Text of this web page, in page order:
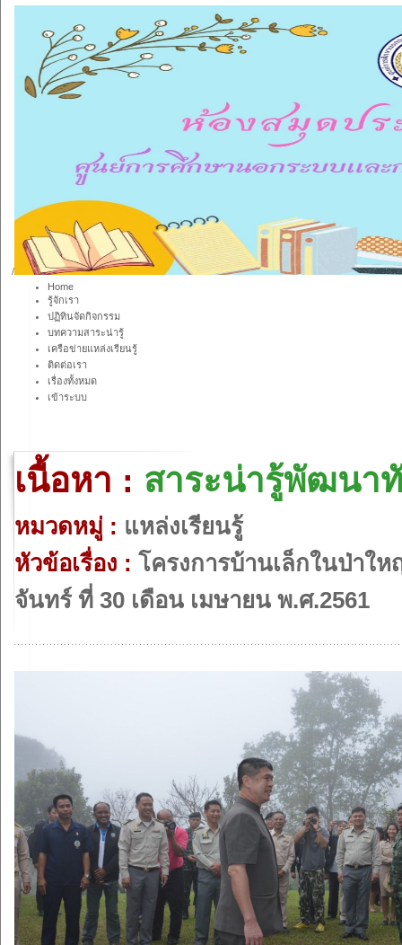
/
Home
รู้จักเรา
ปฏิทินจัดกิจกรรม
บทความสาระน่ารู้
เครือข่ายแหล่งเรียนรู้
ติดต่อเรา
เรื่องทั้งหมด
เข้าระบบ
เนื้อหา : สาระน่ารู้พัฒนา
หมวดหมู่ : แหล่งเรียนรู้
หัวข้อเรื่อง : โครงการบ้านเล็กในป่าใ
จันทร์ ที่ 30 เดือน เมษายน พ.ศ.2561